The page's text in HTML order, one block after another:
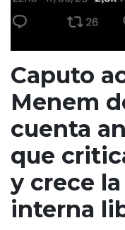
Caputo
Menem
cuenta
que
y crece
interna